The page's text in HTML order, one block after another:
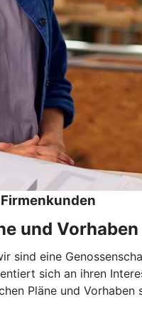
und
sind eine
sich an ihren
Pläne und